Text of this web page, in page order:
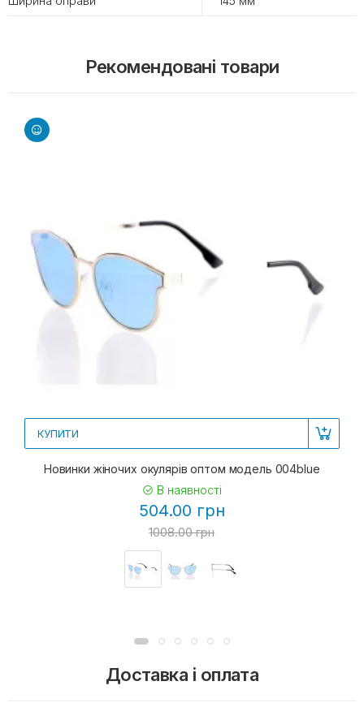
Рекомендовані товари
КУПИТИ
Новинки жіночих окулярів оптом модель 004blue
В наявності
504.00 грн
1008.00 грн
Доставка і оплата